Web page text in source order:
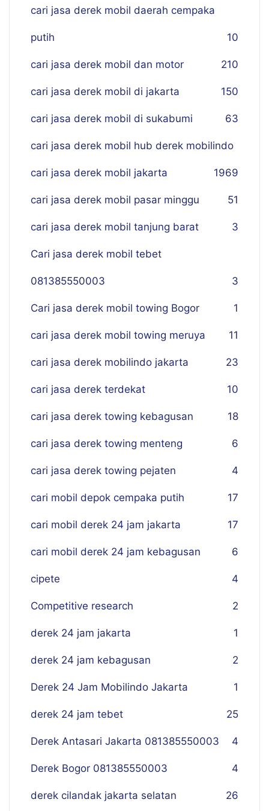
cari jasa derek mobil daerah cempaka
putih 10
cari jasa derek mobil dan motor 210
cari jasa derek mobil di jakarta 150
cari jasa derek mobil di sukabumi 63
cari jasa derek mobil hub derek mobilindo
69
cari jasa derek mobil jakarta 19
cari jasa derek mobil pasar minggu 51
cari jasa derek mobil tanjung barat 3
Cari jasa derek mobil tebet
081385550003 3
Cari jasa derek mobil towing Bogor 1
cari jasa derek mobil towing meruya 11
cari jasa derek mobilindo jakarta 23
cari jasa derek terdekat 10
cari jasa derek towing kebagusan 18
cari jasa derek towing menteng 6
cari jasa derek towing pejaten 4
cari mobil depok cempaka putih 17
cari mobil derek 24 jam jakarta 17
cari mobil derek 24 jam kebagusan 6
cipete 4
Competitive research 2
derek 24 jam jakarta 1
derek 24 jam kebagusan 2
Derek 24 Jam Mobilindo Jakarta 1
derek 24 jam tebet 25
Derek Antasari Jakarta 081385550003 4
Derek Bogor 081385550003 4
derek cilandak jakarta selatan 26